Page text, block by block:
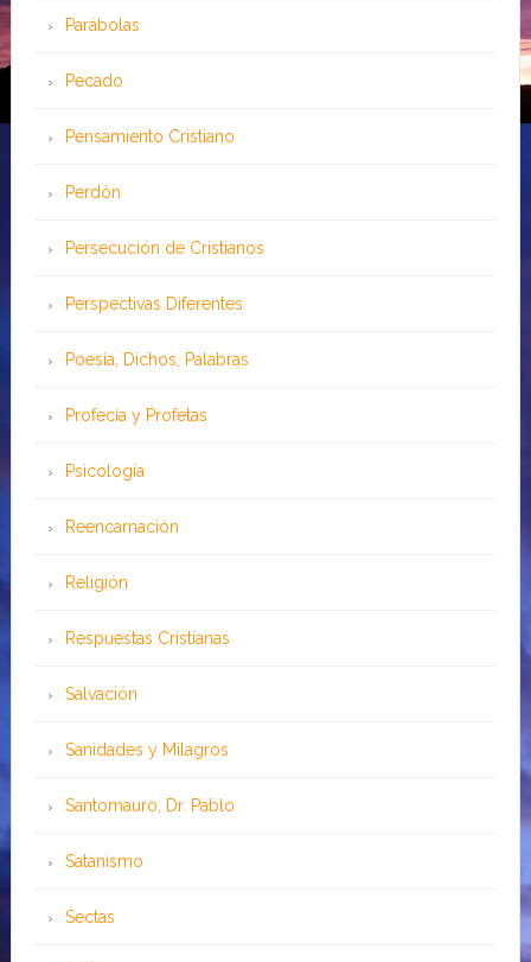
Parábolas
Pecado
Pensamiento Cristiano
Perdón
Persecución de Cristianos
Perspectivas Diferentes
Poesía, Dichos, Palabras
Profecía y Profetas
Psicología
Reencarnación
Religión
Respuestas Cristianas
Salvación
Sanidades y Milagros
Santomauro, Dr. Pablo
Satanismo
Sectas